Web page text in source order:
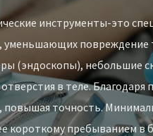
инструменты-это
повреждение
(эндоскопы), небольшие
в теле.
точность.
короткому пребыванием